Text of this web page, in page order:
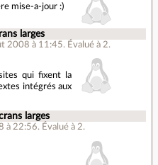
mise-a-jour :)
larges
2008 à 11:45. Évalué à 2.
qui fixent la
intégrés aux
larges
à 22:56.Évalué à 2.